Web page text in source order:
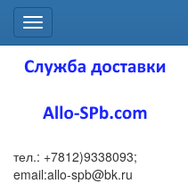
Toggle
navigation
тел.: +7812)9338093;
email:allo-spb@bk.ru